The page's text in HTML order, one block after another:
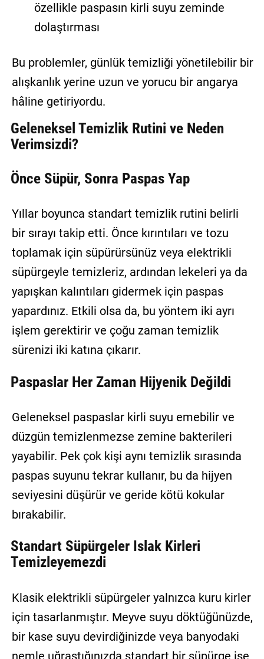
özellikle paspasın kirli suyu zeminde
dolaştırması
Bu problemler, günlük temizliği yönetilebilir bir
alışkanlık yerine uzun ve yorucu bir angarya
hâline getiriyordu.
Geleneksel Temizlik Rutini ve Neden
Verimsizdi?
Önce Süpür, Sonra Paspas Yap
Yıllar boyunca standart temizlik rutini belirli
bir sırayı takip etti. Önce kırıntıları ve tozu
toplamak için süpürürsünüz veya elektrikli
süpürgeyle temizleriz, ardından lekeleri ya da
yapışkan kalıntıları gidermek için paspas
yapardınız. Etkili olsa da, bu yöntem iki ayrı
işlem gerektirir ve çoğu zaman temizlik
sürenizi iki katına çıkarır.
Paspaslar Her Zaman Hijyenik Değildi
Geleneksel paspaslar kirli suyu emebilir ve
düzgün temizlenmezse zemine bakterileri
yayabilir. Pek çok kişi aynı temizlik sırasında
paspas suyunu tekrar kullanır, bu da hijyen
seviyesini düşürür ve geride kötü kokular
bırakabilir.
Standart Süpürgeler Islak Kirleri
Temizleyemezdi
Klasik elektrikli süpürgeler yalnızca kuru kirler
için tasarlanmıştır. Meyve suyu döktüğünüzde,
bir kase suyu devirdiğinizde veya banyodaki
nemle uğraştığınızda standart bir süpürge işe